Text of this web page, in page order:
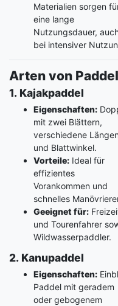
Materialien sorgen
eine lange
Nutzungsdauer,
bei intensiver
Arten von
1. Kajakpaddel
Eigenschaften:
mit zwei Blättern,
verschiedene
und Blattwinkel.
Vorteile: Ideal für
effizientes
Vorankommen und
schnelles
Geeignet für:
und Tourenfahrer
Wildwasserpaddler.
2. Kanupaddel
Eigenschaften:
Paddel mit geradem
oder gebogenem